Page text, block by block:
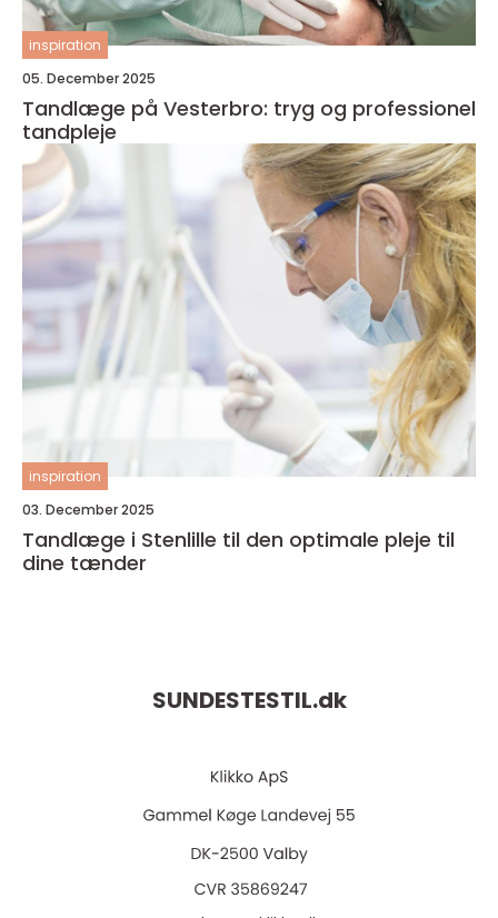
inspiration
05. December 2025
Tandlæge på Vesterbro: tryg og professionel
tandpleje
inspiration
03. December 2025
Tandlæge i Stenlille til den optimale pleje til
dine tænder
SUNDESTESTIL.dk